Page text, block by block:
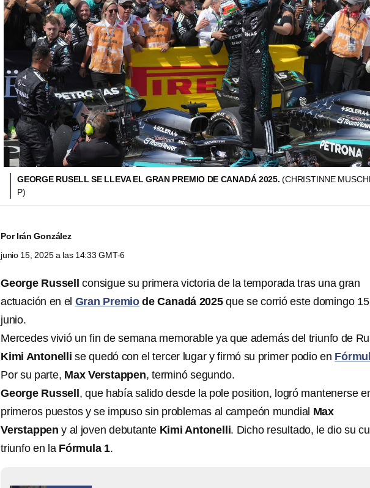
GEORGE RUSELL SE LLEVA EL GRAN PREMIO DE CANADÁ 2025.(CHRISTINNE
P)
PorIrán González
junio 15, 2025 a las 14:33 GMT-6
George Russell
consigue su primera victoria de la temporada tras una gran
actuación en el Gran Premio de Canadá 2025que se corrió este domingo
junio.
Mercedes vivió un fin de semana memorable ya que además del triunfo de
Kimi Antonellise quedó con el tercer lugar y firmó su primer podio en
Por su parte, Max Verstappen, terminó segundo.
George Russell , que había salido desde la pole position, logró mantenerse
primeros puestos y se impuso sin problemas al campeón mundial Max
Verstappen y al joven debutante Kimi Antonelli. Dicho resultado, le dio su
triunfo en la Fórmula 1.